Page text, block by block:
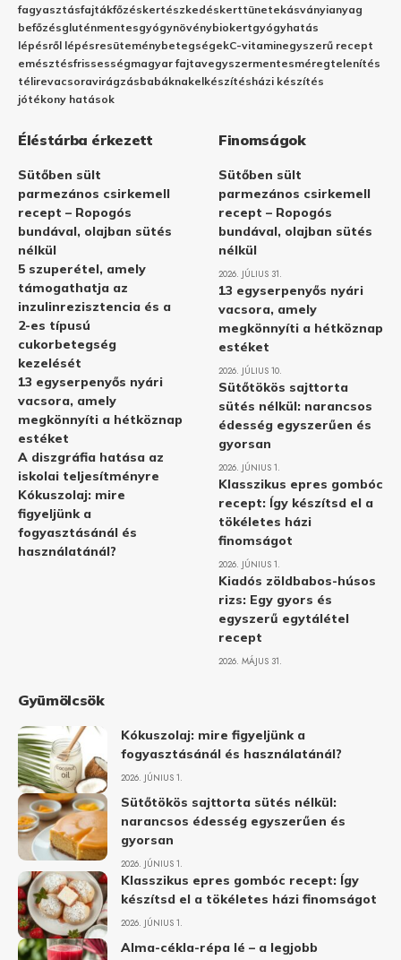
fagyasztásfajtákfőzéskertészkedéskerttünetekásványianyag
befőzésgluténmentesgyógynövénybiokertgyógyhatás
lépésről lépésresüteménybetegségekC-vitaminegyszerű recept
emésztésfrissességmagyar fajtavegyszermentesméregtelenítés
télirevacsoravirágzásbabáknakelkészítésházi készítés
jótékony hatások
Éléstárba érkezett
Sütőben sült
parmezános csirkemell
recept – Ropogós
bundával, olajban sütés
nélkül
5 szuperétel, amely
támogathatja az
inzulinrezisztencia és a
2-es típusú
cukorbetegség
kezelését
13 egyserpenyős nyári
vacsora, amely
megkönnyíti a hétköznap
estéket
A diszgráfia hatása az
iskolai teljesítményre
Kókuszolaj: mire
figyeljünk a
fogyasztásánál és
használatánál?
Finomságok
Sütőben sült
parmezános csirkemell
recept – Ropogós
bundával, olajban sütés
nélkül
2026. JÚLIUS 31.
13 egyserpenyős nyári
vacsora, amely
megkönnyíti a hétköznap
estéket
2026. JÚLIUS 10.
Sütőtökös sajttorta
sütés nélkül: narancsos
édesség egyszerűen és
gyorsan
2026. JÚNIUS 1.
Klasszikus epres gombóc
recept: Így készítsd el a
tökéletes házi
finomságot
2026. JÚNIUS 1.
Kiadós zöldbabos-húsos
rizs: Egy gyors és
egyszerű egytálétel
recept
2026. MÁJUS 31.
Gyümölcsök
Kókuszolaj: mire figyeljünk a
fogyasztásánál és használatánál?
2026. JÚNIUS 1.
Sütőtökös sajttorta sütés nélkül:
narancsos édesség egyszerűen és
gyorsan
2026. JÚNIUS 1.
Klasszikus epres gombóc recept: Így
készítsd el a tökéletes házi finomságot
2026. JÚNIUS 1.
Alma-cékla-répa lé – a legjobb